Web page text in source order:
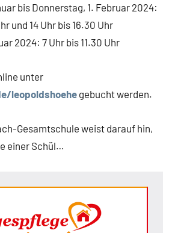
bis Donnerstag, 1. Februar 2024:
und 14 Uhr bis 16.30 Uhr
2024: 7 Uhr bis 11.30 Uhr
unter
leopoldshoehe gebucht werden.
Gesamtschule weist darauf hin,
einer Schül…